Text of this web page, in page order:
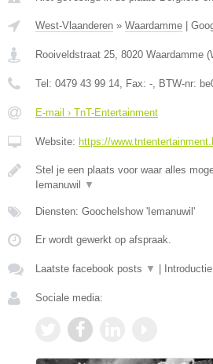
West-Vlaanderen » Waardamme
Rooiveldstraat 25 8020 Waardamme (
Tel: 0479 43 99 14 , Fax: - , BTW-nr:
E-mail › TnT-Entertainment
Website: https://
Stel je een plaats voor waar alles
Iemanuwil
▼
Diensten: Goochelshow 'Iemanuwil'
Er wordt gewerkt op afspraak.
Laatste facebook posts ▼
Sociale media: